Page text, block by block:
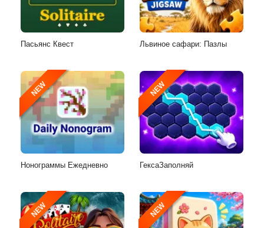
Пасьянс Квест Львиное сафари: Пазлы
NEW
Нонограммы Ежедневно
NEW
ГексаЗаполняй
NEW NEW